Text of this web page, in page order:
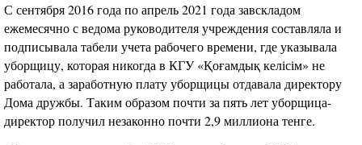
С сентября 2016 года по апрель 2021 года завскладом
ежемесячно с ведома руководителя учреждения составляла и
подписывала табели учета рабочего времени, где указывала
уборщицу, которая никогда в КГУ «Қоғамдық келісім» не
работала, а заработную плату уборщицы отдавала директору
Дома дружбы. Таким образом почти за пять лет уборщица-
директор получил незаконно почти 2,9 миллиона тенге.